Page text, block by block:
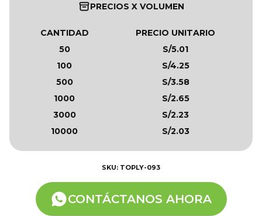
PRECIOS X VOLUMEN
CANTIDAD
PRECIO UNITARIO
50
S/5.01
100
S/4.25
500
S/3.58
1000
S/2.65
3000
S/2.23
10000
S/2.03
SKU: TOPLY-093
CONTÁCTANOS AHORA